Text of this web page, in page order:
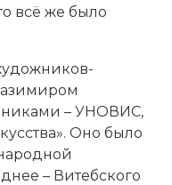
всё же было
– УНОВИС,
Оно было
– Витебского